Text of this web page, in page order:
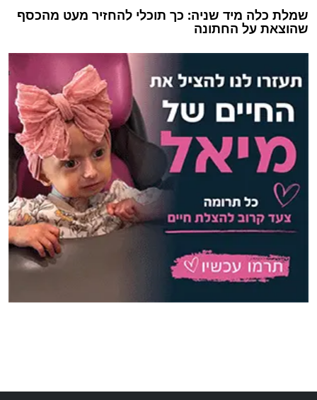
שמלת כלה מיד שניה: כך תוכלי להחזיר מעט מהכסף
שהוצאת על החתונה